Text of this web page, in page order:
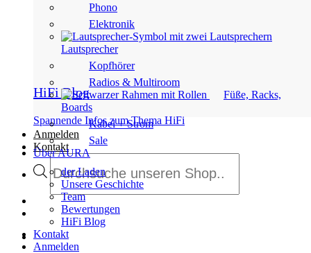
HiFi Blog
Spannende Infos zum Thema HiFi
Anmelden
Kontakt
Products
search
Phono
Elektronik
Lautsprecher
Kopfhörer
Radios & Multiroom
Füße, Racks,
Boards
Kabel + Strom
Sale
Über AURA
der Laden
Unsere Geschichte
Team
Bewertungen
HiFi Blog
Kontakt
Anmelden